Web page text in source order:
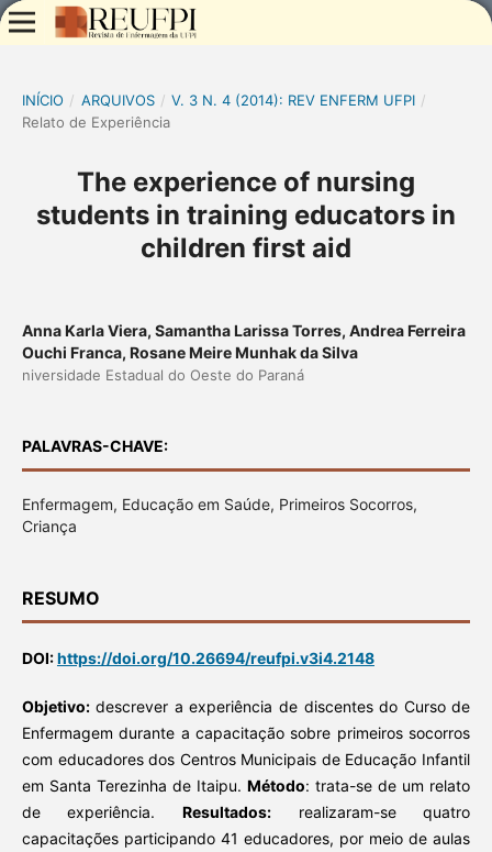
INÍCIO / ARQUIVOS / V. 3 N. 4 (2014): REV ENFERM UFPI /
Relato de Experiência
The experience of nursing
students in training educators in
children first aid
Anna Karla Viera, Samantha Larissa Torres, Andrea Ferreira
Ouchi Franca, Rosane Meire Munhak da Silva
niversidade Estadual do Oeste do Paraná
PALAVRAS-CHAVE:
Enfermagem, Educação em Saúde, Primeiros Socorros,
Criança
RESUMO
DOI:https://doi.org/10.26694/reufpi.v3i4.2148
Objetivo:descrever a experiência de discentes do Curso de
Enfermagem durante a capacitação sobre primeiros socorros
com educadores dos Centros Municipais de Educação Infantil
em Santa Terezinha de Itaipu.Método: trata-se de um relato
de experiência. Resultados: realizaram-se quatro
capacitações participando 41 educadores, por meio de aulas